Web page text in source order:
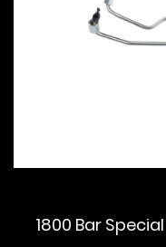
1800 Bar